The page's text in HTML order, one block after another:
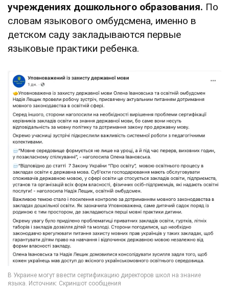
учреждениях дошкольного образования. По
словам языкового омбудсмена, именно в
детском саду закладываются первые
языковые практики ребенка.